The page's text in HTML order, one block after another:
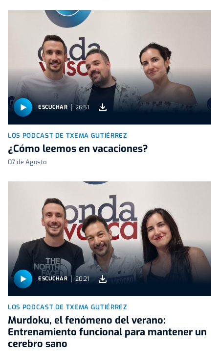
ESCUCHAR 26:51
LOS PODCAST DE TXEMA GUTIÉRREZ
¿Cómo leemos en vacaciones?
07 de Agosto
ESCUCHAR 20:21
LOS PODCAST DE TXEMA GUTIÉRREZ
Murdoku, el fenómeno del verano:
Entrenamiento funcional para mantener un
cerebro sano